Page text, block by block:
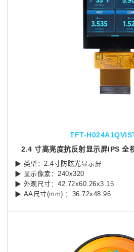
TFT-
2.4 寸高亮度抗反射显示屏IPS 全
▶ 类型：2.4寸防眩光显示屏
▶ 显示像素：240x320
▶ 外观尺寸：42.72x60.26x3.15
▶ AA尺寸(mm) ：36.72x48.96